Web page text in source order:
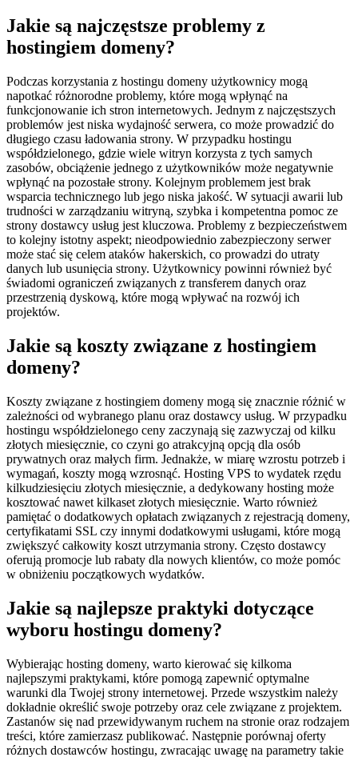
Jakie są najczęstsze problemy z
hostingiem domeny?
Podczas korzystania z hostingu domeny użytkownicy mogą
napotkać różnorodne problemy, które mogą wpłynąć na
funkcjonowanie ich stron internetowych. Jednym z najczęstszych
problemów jest niska wydajność serwera, co może prowadzić do
długiego czasu ładowania strony. W przypadku hostingu
współdzielonego, gdzie wiele witryn korzysta z tych samych
zasobów, obciążenie jednego z użytkowników może negatywnie
wpłynąć na pozostałe strony. Kolejnym problemem jest brak
wsparcia technicznego lub jego niska jakość. W sytuacji awarii lub
trudności w zarządzaniu witryną, szybka i kompetentna pomoc ze
strony dostawcy usług jest kluczowa. Problemy z bezpieczeństwem
to kolejny istotny aspekt; nieodpowiednio zabezpieczony serwer
może stać się celem ataków hakerskich, co prowadzi do utraty
danych lub usunięcia strony. Użytkownicy powinni również być
świadomi ograniczeń związanych z transferem danych oraz
przestrzenią dyskową, które mogą wpływać na rozwój ich
projektów.
Jakie są koszty związane z hostingiem
domeny?
Koszty związane z hostingiem domeny mogą się znacznie różnić w
zależności od wybranego planu oraz dostawcy usług. W przypadku
hostingu współdzielonego ceny zaczynają się zazwyczaj od kilku
złotych miesięcznie, co czyni go atrakcyjną opcją dla osób
prywatnych oraz małych firm. Jednakże, w miarę wzrostu potrzeb i
wymagań, koszty mogą wzrosnąć. Hosting VPS to wydatek rzędu
kilkudziesięciu złotych miesięcznie, a dedykowany hosting może
kosztować nawet kilkaset złotych miesięcznie. Warto również
pamiętać o dodatkowych opłatach związanych z rejestracją domeny,
certyfikatami SSL czy innymi dodatkowymi usługami, które mogą
zwiększyć całkowity koszt utrzymania strony. Często dostawcy
oferują promocje lub rabaty dla nowych klientów, co może pomóc
w obniżeniu początkowych wydatków.
Jakie są najlepsze praktyki dotyczące
wyboru hostingu domeny?
Wybierając hosting domeny, warto kierować się kilkoma
najlepszymi praktykami, które pomogą zapewnić optymalne
warunki dla Twojej strony internetowej. Przede wszystkim należy
dokładnie określić swoje potrzeby oraz cele związane z projektem.
Zastanów się nad przewidywanym ruchem na stronie oraz rodzajem
treści, które zamierzasz publikować. Następnie porównaj oferty
różnych dostawców hostingu, zwracając uwagę na parametry takie